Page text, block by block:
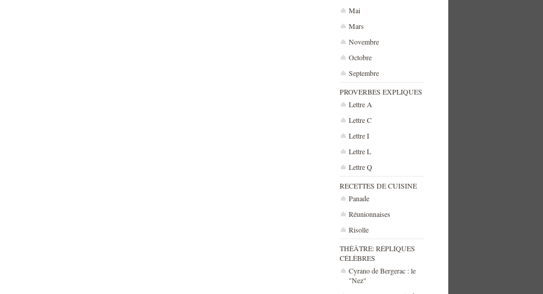
Mai
Mars
Novembre
Octobre
Septembre
PROVERBES EXPLIQUES
Lettre A
Lettre C
Lettre I
Lettre L
Lettre Q
RECETTES DE CUISINE
Panade
Réunionnaises
Risolle
THÉÂTRE: RÉPLIQUES
CÉLÈBRES
Cyrano de Bergerac : le
"Nez"